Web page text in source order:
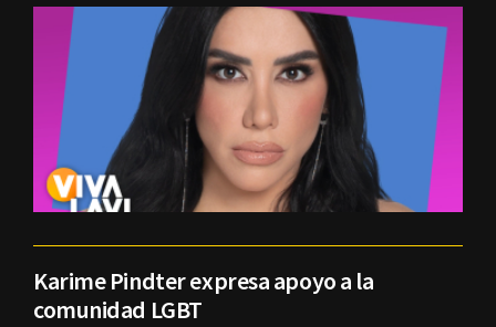
Karime Pindter expresa apoyo a la
comunidad LGBT